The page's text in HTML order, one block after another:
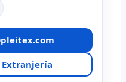
Extranjería